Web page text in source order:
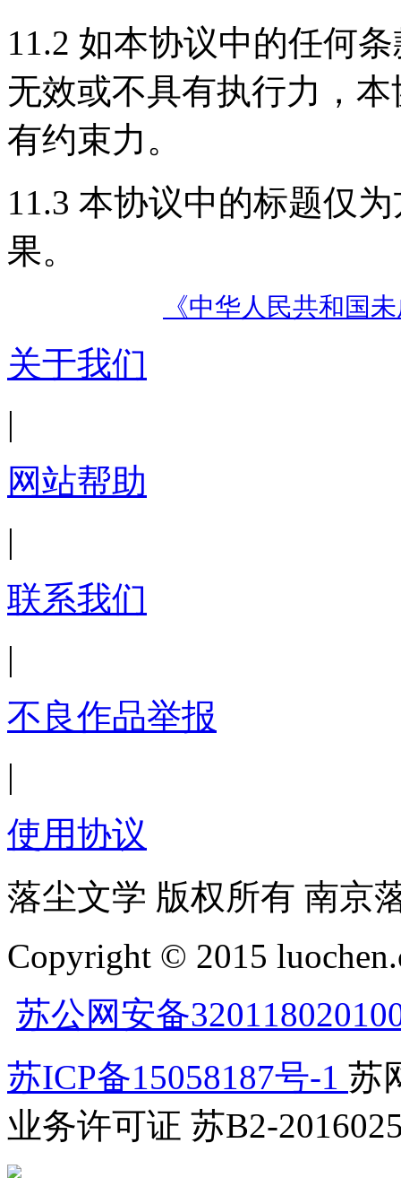
11.2 如本协议中的任何
无效或不具有执行力，
有约束力。
11.3 本协议中的标题仅
果。
《中华人民共和国
关于我们
|
网站帮助
|
联系我们
|
不良作品举报
|
使用协议
落尘文学 版权所有 南京
Copyright © 2015
苏公网安备
苏ICP备15058187号-1 苏
业务许可证 苏B2-